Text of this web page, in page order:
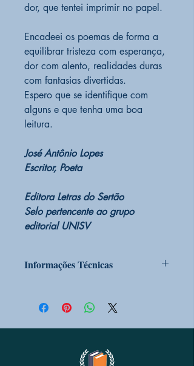
dor, que tentei imprimir no papel.
Encadeei os poemas de forma a
equilibrar tristeza com esperança,
dor com alento, realidades duras
com fantasias divertidas.
Espero que se identifique com
alguns e que tenha uma boa
leitura.
José Antônio Lopes
Escritor, Poeta
Editora Letras do Sertão
Selo pertencente ao grupo
editorial UNISV
Informações Técnicas
CONDIÇÃO DO PRODUTO:
EDITORA
LETRAS DO SERTÃO
CÓD BARRAS9786598122720
14 cm